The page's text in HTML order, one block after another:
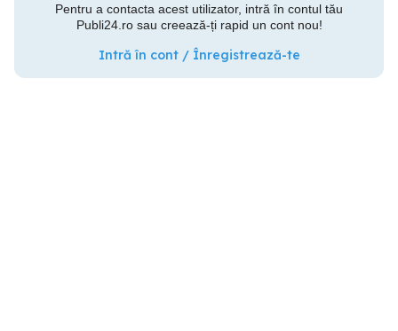
Pentru a contacta acest utilizator, intră în contul tău
Publi24.ro sau creează-ți rapid un cont nou!
Intră în cont / Înregistrează-te